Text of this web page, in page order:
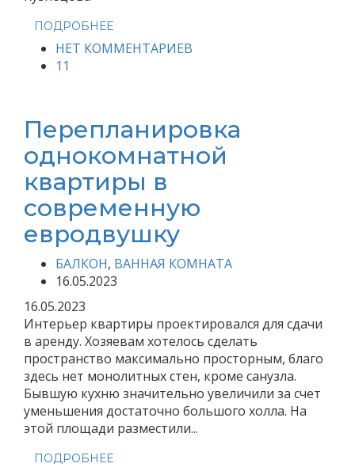
ПОДРОБНЕЕ
НЕТ КОММЕНТАРИЕВ
11
Перепланировка
однокомнатной
квартиры в
современную
евродвушку
БАЛКОН, ВАННАЯ КОМНАТА
16.05.2023
16.05.2023
Интерьер квартиры проектировался для сдачи
в аренду. Хозяевам хотелось сделать
пространство максимально просторным, благо
здесь нет монолитных стен, кроме санузла.
Бывшую кухню значительно увеличили за счет
уменьшения достаточно большого холла. На
этой площади разместили...
ПОДРОБНЕЕ